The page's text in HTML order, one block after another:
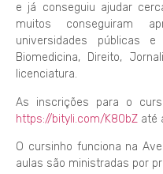
e já conseguiu ajudar
muitos conseguiram
universidades públicas
Biomedicina, Direito,
licenciatura.
As inscrições para o
https://bityli.com/K80bZ até
O cursinho funciona na
aulas são ministradas por